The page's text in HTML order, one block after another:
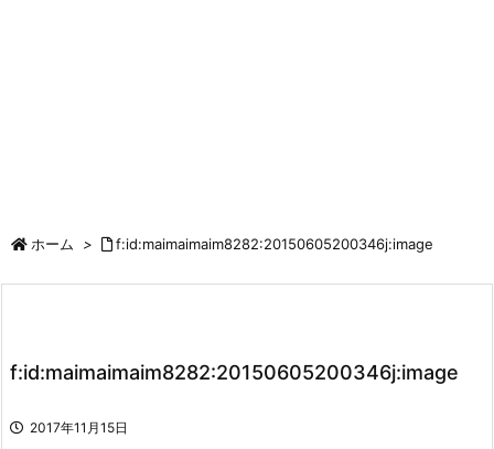
ホーム > f:id:maimaimaim8282:20150605200346j:image
f:id:maimaimaim8282:20150605200346j:image
2017年11月15日